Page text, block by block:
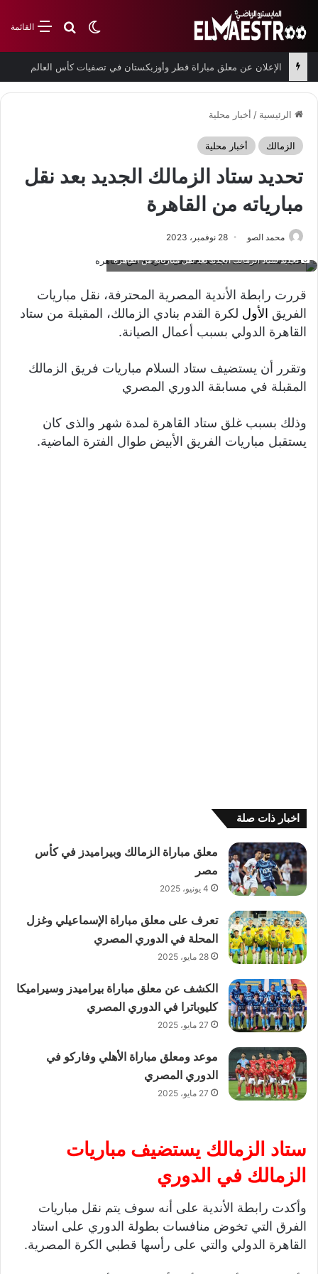
القائمةبحث عن
الوضع المظلم
الإعلان عن معلق مباراة قطر وأوزبكستان في تصفيات كأس العالم
الرئيسية / أخبار محلية
الزمالك أخبار محلية
تحديد ستاد الزمالك الجديد بعد نقل
مبارياته من القاهرة
محمد الصو 28 نوفمبر، 2023
تحديد ستاد الزمالك الجديد بعد نقل مبارياته من القاهرة
قررت رابطة الأندية المصرية المحترفة، نقل مباريات
الفريق الأول لكرة القدم بنادي الزمالك، المقبلة من ستاد
القاهرة الدولي بسبب أعمال الصيانة.
وتقرر أن يستضيف ستاد السلام مباريات فريق الزمالك
المقبلة في مسابقة الدوري المصري
وذلك بسبب غلق ستاد القاهرة لمدة شهر والذى كان
يستقبل مباريات الفريق الأبيض طوال الفترة الماضية.
اخبار ذات صلة
معلق مباراة الزمالك وبيراميدز في كأس
مصر
4 يونيو، 2025
تعرف على معلق مباراة الإسماعيلي وغزل
المحلة في الدوري المصري
28 مايو، 2025
الكشف عن معلق مباراة بيراميدز وسيراميكا
كليوباترا في الدوري المصري
27 مايو، 2025
موعد ومعلق مباراة الأهلي وفاركو في
الدوري المصري
27 مايو، 2025
ستاد الزمالك يستضيف مباريات
الزمالك في الدوري
وأكدت رابطة الأندية على أنه سوف يتم نقل مباريات
الفرق التي تخوض منافسات بطولة الدوري على استاد
القاهرة الدولي والتي على رأسها قطبي الكرة المصرية.